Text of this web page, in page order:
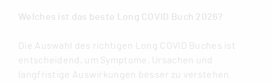
Welches ist das beste Long COVID Buch 2026?
Die Auswahl des richtigen Long COVID Buches ist
entscheidend, um Symptome, Ursachen und
langfristige Auswirkungen besser zu verstehen.